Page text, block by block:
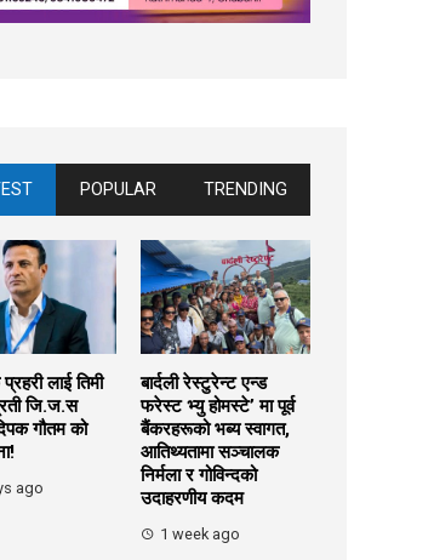
POPULAR TRENDING
लाई तिमी
जि.ज.स
गौतम को
ago
बार्दली रेस्टुरेन्ट एन्ड
फरेस्ट भ्यु होमस्टे’ मा पूर्व
बैंकरहरूको भब्य स्वागत,
आतिथ्यतामा सञ्चालक
निर्मला र गोविन्दको
उदाहरणीय कदम
1 week ago